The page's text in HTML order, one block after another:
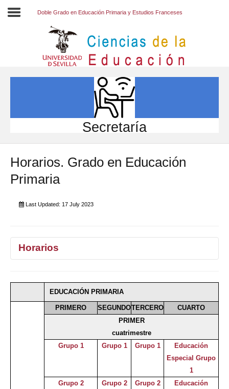
INVESTIGACIÓN
INTERNACIONAL
Directorio FCCE
Doble Grado en Educación Primaria y Estudios Franceses
Secretaría
Horarios. Grado en Educación
Primaria
Last Updated: 17 July 2023
Horarios
Selecciona curso
EDUCACIÓN PRIMARIA
PRIMERO SEGUNDOTERCERO
CUARTO
PRIMER
cuatrimestre
Grupo 1
Grupo 1 Grupo 1
Educación
Especial Grupo
1
Grupo 2
Grupo 2 Grupo 2
Educación